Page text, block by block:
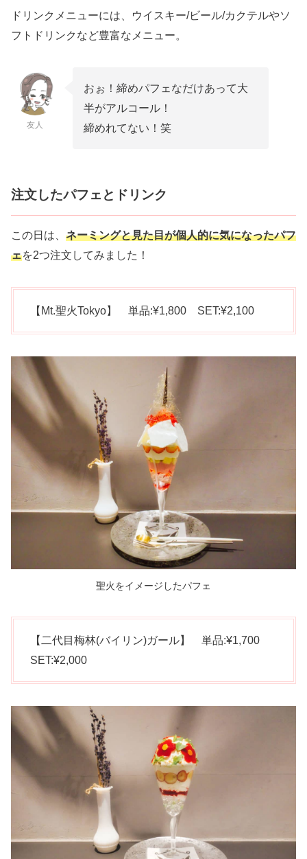
ドリンクメニューには、ウイスキー/ビール/カクテルやソ
フトドリンクなど豊富なメニュー。
友人
おぉ！締めパフェなだけあって大
半がアルコール！
締めれてない！笑
注文したパフェとドリンク
この日は、 ネーミングと見た目が個人的に気になったパフ
ェを2つ注文してみました！
【Mt.聖火Tokyo】 単品:¥1,800 SET:¥2,100
聖火をイメージしたパフェ
【二代目梅林(バイリン)ガール】 単品:¥1,700
SET:¥2,000